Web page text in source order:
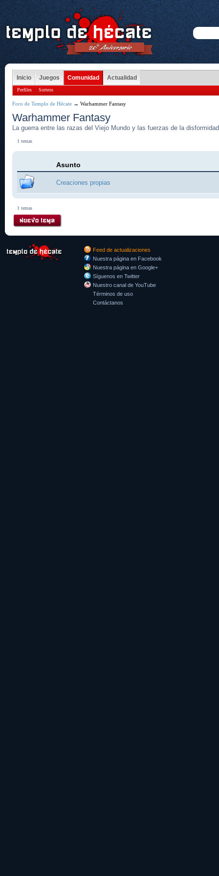
Inicio Juegos Comunidad Actualidad
Perfiles Sorteos
Foro de Templo de Hécate → Warhammer Fantasy
Warhammer Fantasy
La guerra entre las razas del Viejo Mundo y las fuerzas de la
1 temas
Asunto
Creaciones propias
1 temas
Feed de actualizaciones
Nuestra página en Facebook
Nuestra página en Google+
Síguenos en Twitter
Nuestro canal de YouTube
Términos de uso
Contáctanos